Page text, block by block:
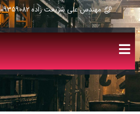
مهندس علی شریعت زاده 09109359082 - 09307027640
کت و